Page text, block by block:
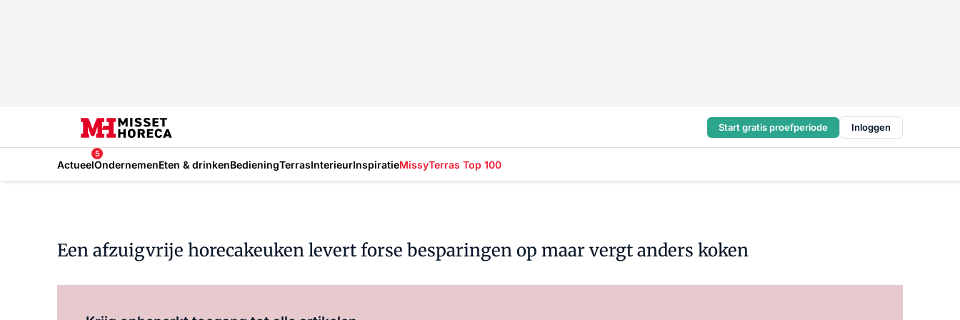
Start gratis proefperiode Inloggen
Actueel
5
OndernemenEten & drinkenBedieningTerrasInterieurInspiratieMissyTerras Top 100
Een afzuigvrije horecakeuken levert forse besparingen op maar vergt anders koken